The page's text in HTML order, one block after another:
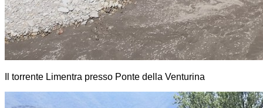
Il torrente Limentra presso Ponte della Venturina